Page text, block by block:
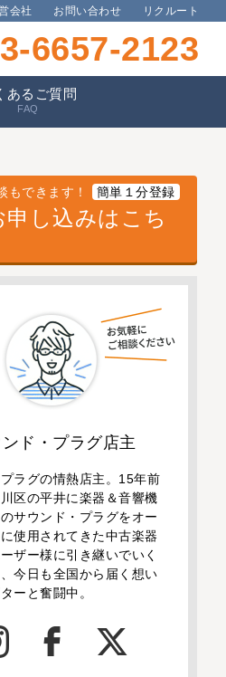
会社 お問い合わせ リクルート
6657-2123
あるご質問
FAQ
もできます！ 簡単１分登録
申し込みはこち
ド・プラグ店主
ラグの情熱店主。15年前
区の平井に楽器＆音響機
サウンド・プラグをオー
使用されてきた中古楽器
ザー様に引き継いでいく
今日も全国から届く想い
ーと奮闘中。